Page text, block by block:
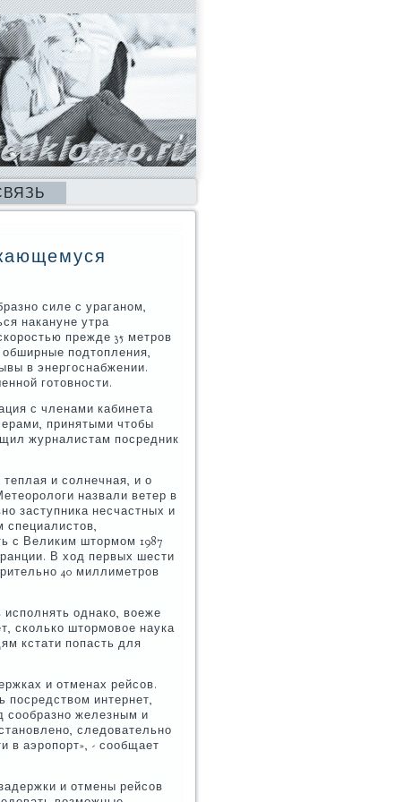
силе с ураганом,
накануне утра
прежде 35 метров
подтопления,
в энергоснабжении.
готовности.
с членами кабинета
принятыми чтобы
журналистам посредник
и солнечная, и о
назвали ветер в
заступника несчастных и
специалистов,
с Великим штормом 1987
В ход первых шести
40 миллиметров
однако, воеже
сколько штормовое наука
кстати попасть для
и отменах рейсов.
посредством интернет,
сообразно железным и
следовательно
в аэропорт», - сообщает
и отмены рейсов